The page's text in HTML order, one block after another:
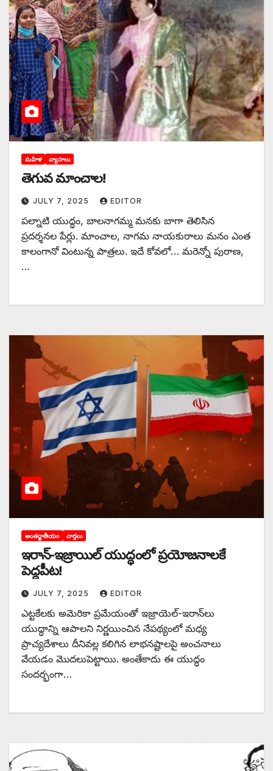
మహిళ వ్యాసాలు
తెగువ మాంచాల!
JULY 7, 2025 EDITOR
పల్నాటి యుద్ధం, బాలనాగమ్మ మనకు బాగా తెలిసిన
ప్రదర్శనల పేర్లు. మాంచాల, నాగమ నాయకురాలు మనం ఎంత
కాలంగానో వింటున్న పాత్రలు. ఇదే కోవలో… మరెన్నో పురాణ,
…
అంతర్జాతీయం వార్తలు
ఇరాన్‌-ఇ‌జ్రాయిల్‌ ‌యుద్ధంలో ప్రయోజనాలకే
పెద్దపీట!
JULY 7, 2025 EDITOR
ఎట్టకేలకు అమెరికా ప్రమేయంతో ఇజ్రాయెల్‌-ఇరాన్‌లు
యుద్ధాన్ని ఆపాలని నిర్ణయించిన నేపథ్యంలో మధ్య
ప్రాచ్యదేశాలు దీనివల్ల కలిగిన లాభనష్టాలపై అంచనాలు
వేయడం మొదలుపెట్టాయి. అంతేకాదు ఈ యుద్ధం
సందర్భంగా…